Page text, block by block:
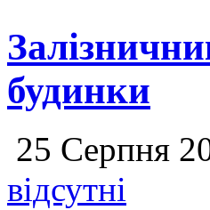
будинки
25 Серпня
відсутні